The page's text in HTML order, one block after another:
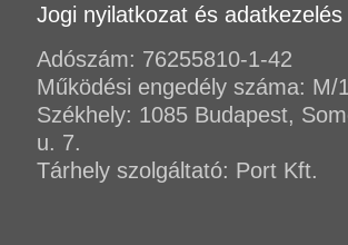
Jogi nyilatkozat és adatkezelés
Adószám: 76255810-1-42
Működési engedély száma: M/
Székhely: 1085 Budapest,
u. 7.
Tárhely szolgáltató: Port Kft.